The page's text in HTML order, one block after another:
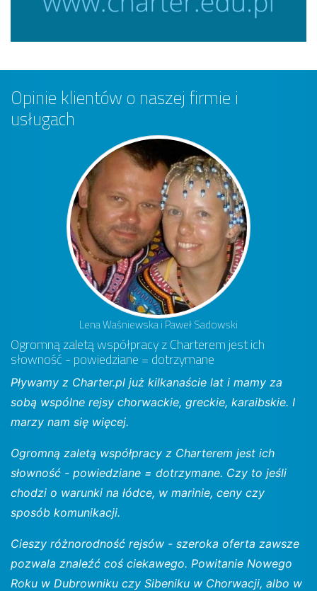
Opinie klientów o naszej firmie i
usługach
Lena Waśniewska i Paweł Sadowski
Ogromną zaletą współpracy z Charterem jest ich
słowność - powiedziane = dotrzymane
Pływamy z Charter.pl już kilkanaście lat i mamy za
sobą wspólne rejsy chorwackie, greckie, karaibskie. I
marzy nam się więcej.
Ogromną zaletą współpracy z Charterem jest ich
słowność - powiedziane = dotrzymane. Czy to jeśli
chodzi o warunki na łódce, w marinie, ceny czy
sposób komunikacji.
Cieszy różnorodność rejsów - szeroka oferta zawsze
pozwala znaleźć coś ciekawego. Powitanie Nowego
Roku w Dubrowniku czy Sibeniku w Chorwacji, albo w